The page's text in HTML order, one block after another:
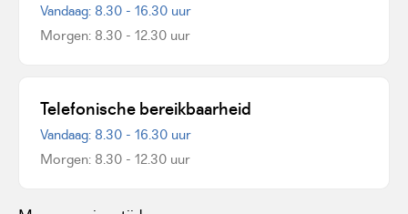
Vandaag: 8.30 - 16.30 uur
Morgen: 8.30 - 12.30 uur
Telefonische bereikbaarheid
Vandaag: 8.30 - 16.30 uur
Morgen: 8.30 - 12.30 uur